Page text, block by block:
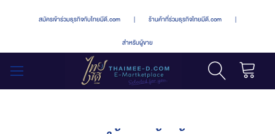
สมัครเข้าร่วมธุรกิจกับไทยมีดี.com | ร้านค้าที่ร่วมธุรกิจไทยมีดี.com |
สำหรับผู้ขาย